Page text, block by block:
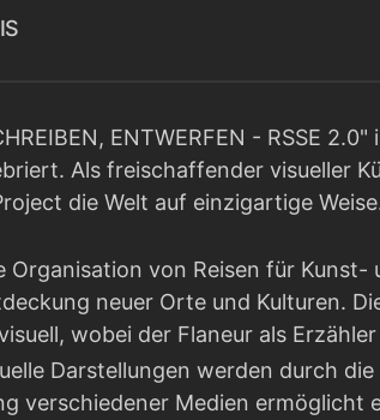
ENTWERFEN - RSSE
Als freischaffender visueller
die Welt auf einzigartige
Organisation von Reisen für
neuer Orte und Kulturen.
wobei der Flaneur als
Darstellungen werden durch
verschiedener Medien ermöglicht